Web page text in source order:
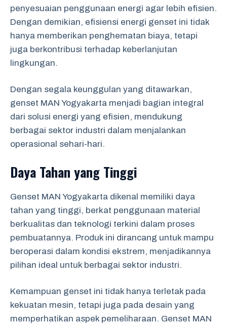
penyesuaian penggunaan energi agar lebih efisien.
Dengan demikian, efisiensi energi genset ini tidak
hanya memberikan penghematan biaya, tetapi
juga berkontribusi terhadap keberlanjutan
lingkungan.
Dengan segala keunggulan yang ditawarkan,
genset MAN Yogyakarta menjadi bagian integral
dari solusi energi yang efisien, mendukung
berbagai sektor industri dalam menjalankan
operasional sehari-hari.
Daya Tahan yang Tinggi
Genset MAN Yogyakarta dikenal memiliki daya
tahan yang tinggi, berkat penggunaan material
berkualitas dan teknologi terkini dalam proses
pembuatannya. Produk ini dirancang untuk mampu
beroperasi dalam kondisi ekstrem, menjadikannya
pilihan ideal untuk berbagai sektor industri.
Kemampuan genset ini tidak hanya terletak pada
kekuatan mesin, tetapi juga pada desain yang
memperhatikan aspek pemeliharaan. Genset MAN